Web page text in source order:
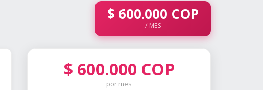
$ 600.000 COP
/ MES
$ 600.000 COP
por mes